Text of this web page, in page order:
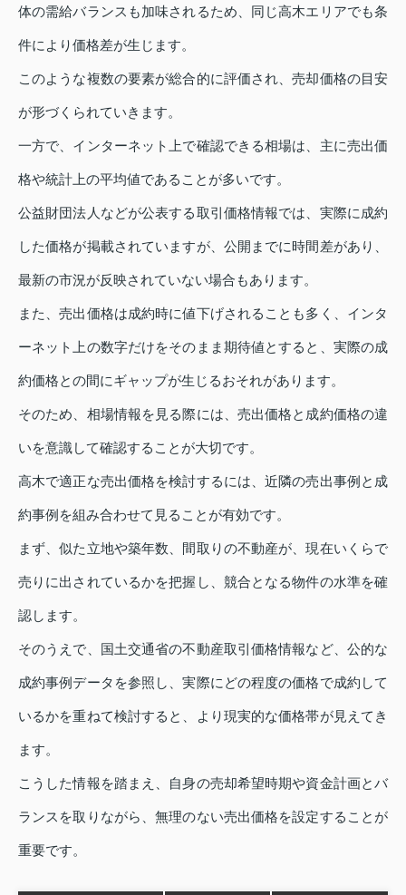
体の需給バランスも加味されるため、同じ高木エリアでも条
件により価格差が生じます。
このような複数の要素が総合的に評価され、売却価格の目安
が形づくられていきます。
一方で、インターネット上で確認できる相場は、主に売出価
格や統計上の平均値であることが多いです。
公益財団法人などが公表する取引価格情報では、実際に成約
した価格が掲載されていますが、公開までに時間差があり、
最新の市況が反映されていない場合もあります。
また、売出価格は成約時に値下げされることも多く、インタ
ーネット上の数字だけをそのまま期待値とすると、実際の成
約価格との間にギャップが生じるおそれがあります。
そのため、相場情報を見る際には、売出価格と成約価格の違
いを意識して確認することが大切です。
高木で適正な売出価格を検討するには、近隣の売出事例と成
約事例を組み合わせて見ることが有効です。
まず、似た立地や築年数、間取りの不動産が、現在いくらで
売りに出されているかを把握し、競合となる物件の水準を確
認します。
そのうえで、国土交通省の不動産取引価格情報など、公的な
成約事例データを参照し、実際にどの程度の価格で成約して
いるかを重ねて検討すると、より現実的な価格帯が見えてき
ます。
こうした情報を踏まえ、自身の売却希望時期や資金計画とバ
ランスを取りながら、無理のない売出価格を設定することが
重要です。